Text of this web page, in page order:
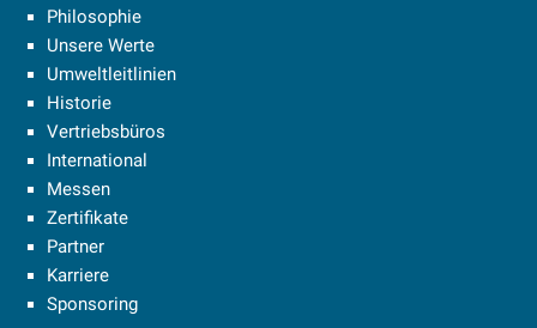
Philosophie
Unsere Werte
Umweltleitlinien
Historie
Vertriebsbüros
International
Messen
Zertifikate
Partner
Karriere
Sponsoring